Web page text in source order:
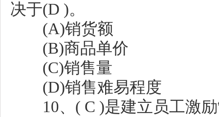
决于(D )。
(A)销货额
(B)商品单价
(C)销售量
(D)销售难易程度
10、( C )是建立员工激励